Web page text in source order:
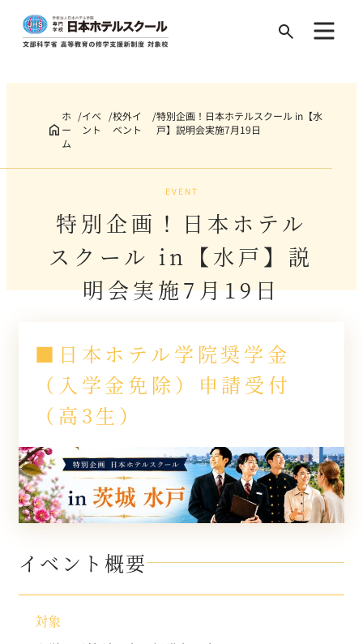
Search
ホ
ー
ム
イベ
ント
校外イ
ベント
特別企画！日本ホテルスクール in【水
戸】説明会実施7月19日
EVENT
特別企画！日本ホテル
スクール in【水戸】説
明会実施7月19日
■日本ホテル学院奨学金
（入学金免除）申請受付
（高3生）
イベント概要
対象